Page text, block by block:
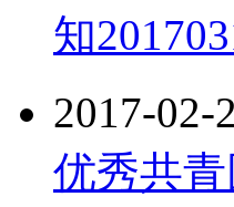
知
2017-02-
优秀共